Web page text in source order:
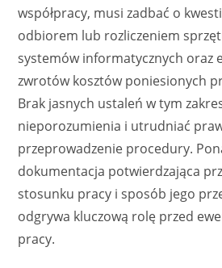
współpracy, musi zadbać o
odbiorem lub rozliczeniem
systemów informatycznych oraz
zwrotów kosztów poniesionych
Brak jasnych ustaleń w tym
nieporozumienia i utrudniać
przeprowadzenie procedury.
dokumentacja potwierdzająca
stosunku pracy i sposób jego
odgrywa kluczową rolę przed
pracy.